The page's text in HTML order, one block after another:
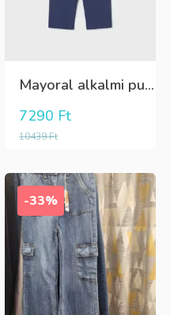
Mayoral alkalmi puha kék élre vasalt nadrág, behúzható derékrésszel
10439Ft
7290 Ft
-33%